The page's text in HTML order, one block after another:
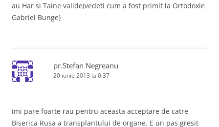
au Har si Taine valide(vedeti cum a fost primit la Ortodoxie
Gabriel Bunge)
pr.Stefan Negreanu
20 iunie 2013 la 0:37
imi pare foarte rau pentru aceasta acceptare de catre
Biserica Rusa a transplantului de organe. E un pas gresit